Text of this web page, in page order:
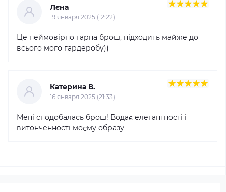
Лєна
19 января 2025 (12:22)
Це неймовірно гарна брош, підходить майже до
всього мого гардеробу))
Катерина В.
16 января 2025 (21:33)
Мені сподобалась брош! Водає елегантності і
витонченності моєму образу